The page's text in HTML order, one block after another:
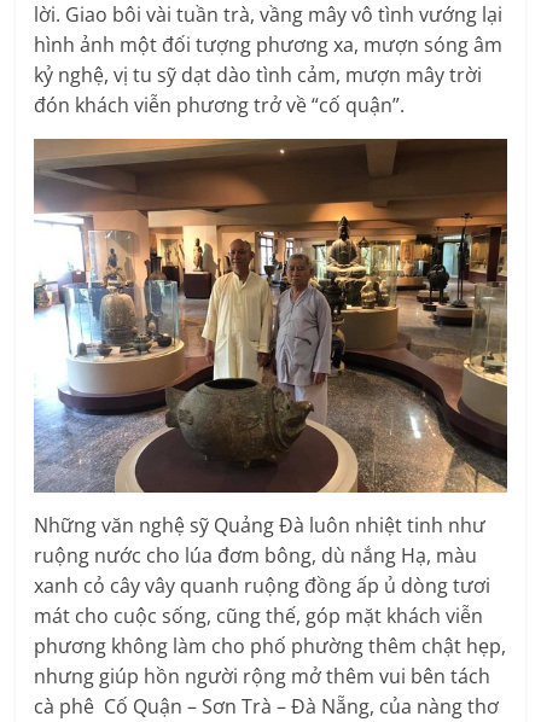
lời. Giao bôi vài tuần trà, vầng mây vô tình vướng lại
hình ảnh một đối tượng phương xa, mượn sóng âm
kỷ nghệ, vị tu sỹ dạt dào tình cảm, mượn mây trời
đón khách viễn phương trở về “cố quận”.
Những văn nghệ sỹ Quảng Đà luôn nhiệt tinh như
ruộng nước cho lúa đơm bông, dù nắng Hạ, màu
xanh cỏ cây vây quanh ruộng đồng ấp ủ dòng tươi
mát cho cuộc sống, cũng thế, góp mặt khách viễn
phương không làm cho phố phường thêm chật hẹp,
nhưng giúp hồn người rộng mở thêm vui bên tách
cà phê Cố Quận – Sơn Trà – Đà Nẵng, của nàng thơ